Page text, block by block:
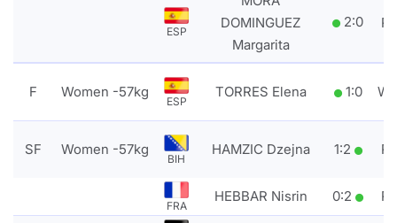
ESP
DOMINGUEZ
Margarita
2:0
F Women -57kg
ESP
TORRES Elena 1:0
SF Women -57kg
BIH
HAMZIC Dzejna 1:2
FRA
HEBBAR Nisrin 0:2